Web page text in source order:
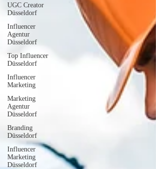
UGC Creator
Düsseldorf
Influencer
Agentur
Düsseldorf
Top Influencer
Düsseldorf
Influencer
Marketing
Marketing
Agentur
Düsseldorf
Branding
Düsseldorf
Influencer
Marketing
Düsseldorf